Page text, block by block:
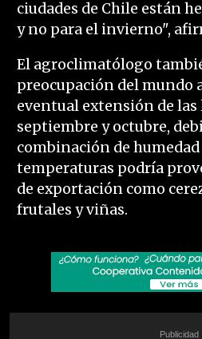
ciudades de Chile están
y no para el invierno",
El agroclimatólogo
preocupación del mundo
eventual extensión de las
septiembre y octubre,
combinación de humedad
temperaturas podría
de exportación como
frutales y viñas.